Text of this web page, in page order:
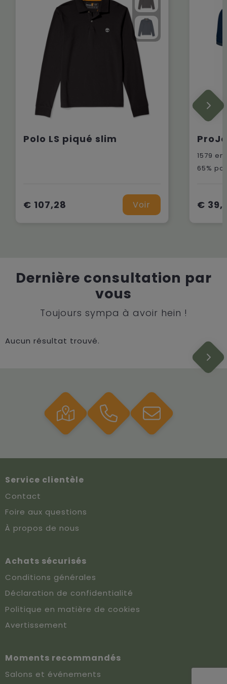
Polo LS piqué slim
€ 107,28 Voir
1579 en
€
Dernière consultation par
vous
Toujours sympa à avoir hein !
Aucun résultat trouvé.
Service clientèle
Contact
Foire aux questions
À propos de nous
Achats sécurisés
Conditions générales
Déclaration de confidentialité
Politique en matière de cookies
Avertissement
Moments recommandés
Salons et événements